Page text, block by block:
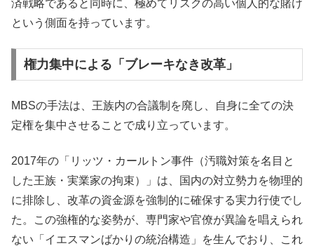
済戦略であると同時に、極めてリスクの高い個人的な賭け
という側面を持っています。
権力集中による「ブレーキなき改革」
MBSの手法は、王族内の合議制を廃し、自身に全ての決
定権を集中させることで成り立っています。
2017年の「リッツ・カールトン事件（汚職対策を名目と
した王族・実業家の拘束）」は、国内の対立勢力を物理的
に排除し、改革の資金源を強制的に確保する実力行使でし
た。この強権的な姿勢が、専門家や官僚が異論を唱えられ
ない「イエスマンばかりの統治構造」を生んでおり、これ